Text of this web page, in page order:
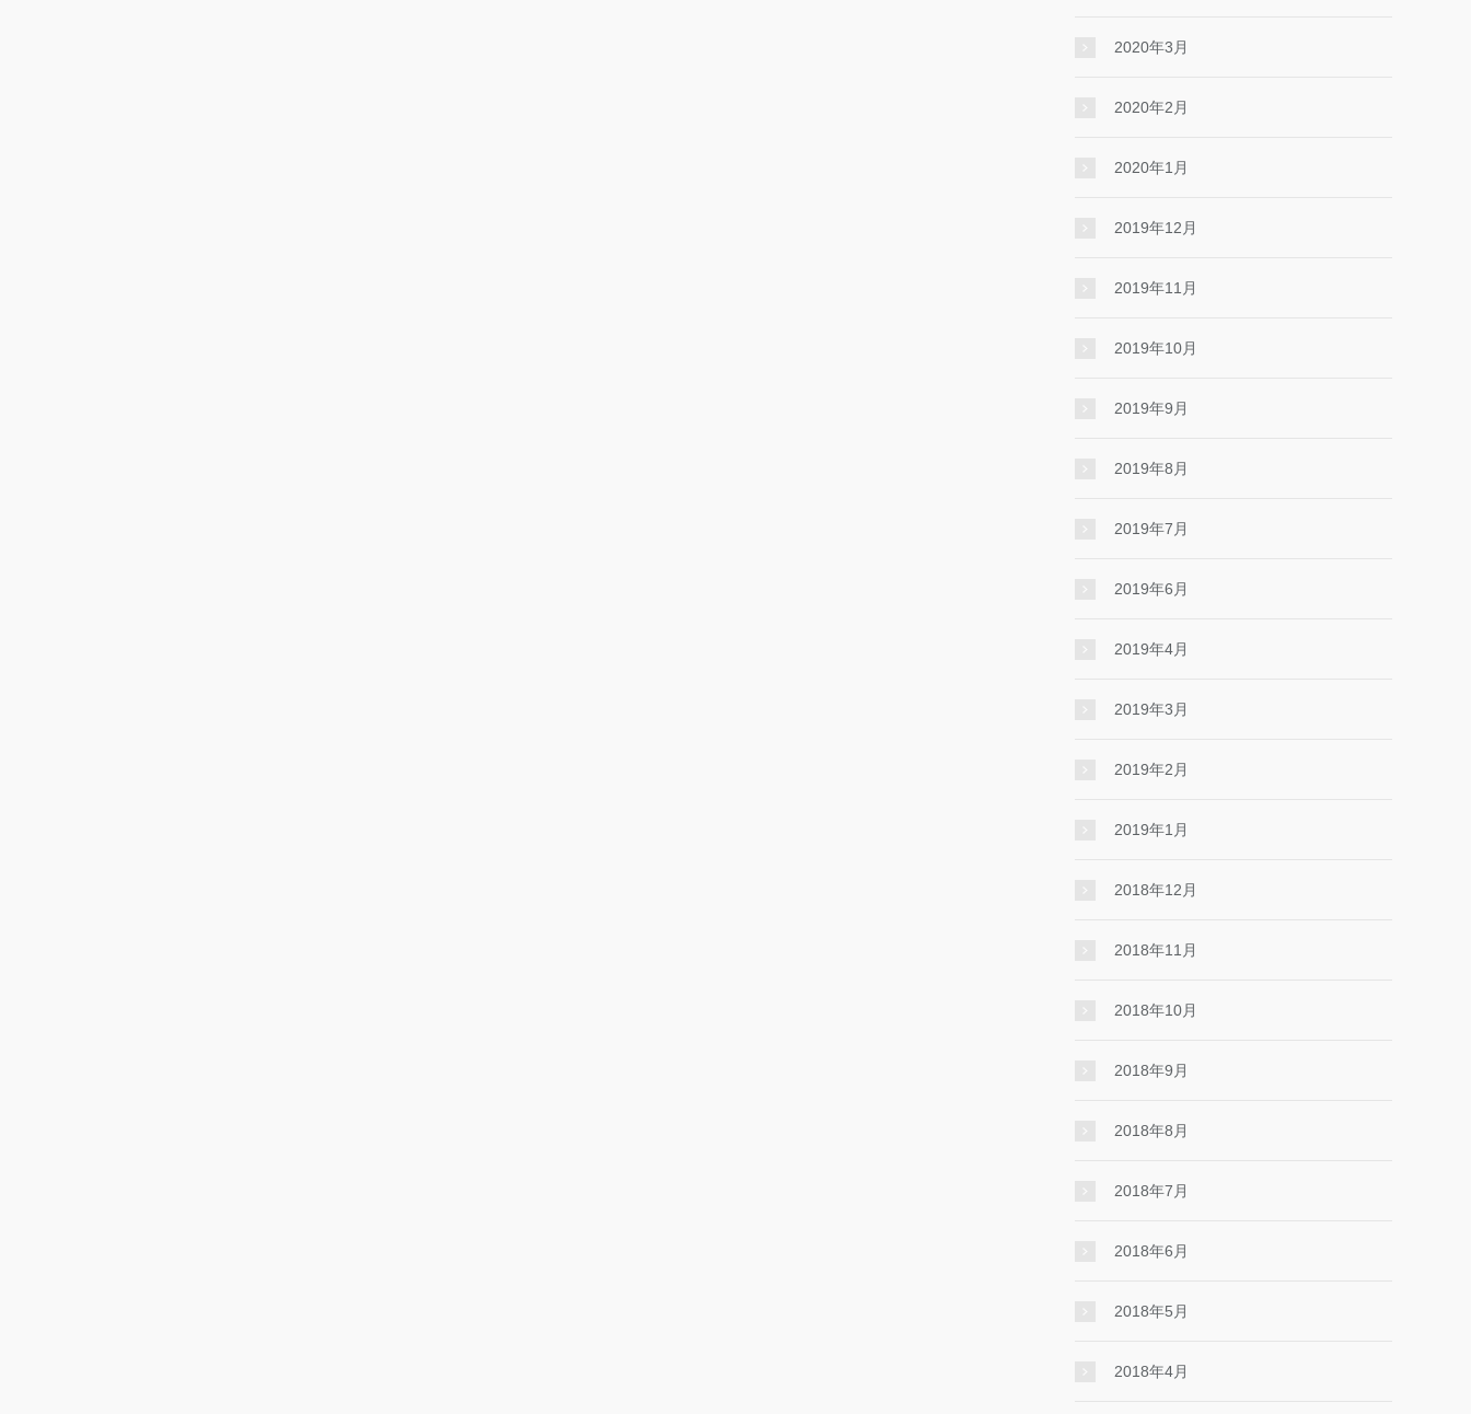
2020年3月
2020年2月
2020年1月
2019年12月
2019年11月
2019年10月
2019年9月
2019年8月
2019年7月
2019年6月
2019年4月
2019年3月
2019年2月
2019年1月
2018年12月
2018年11月
2018年10月
2018年9月
2018年8月
2018年7月
2018年6月
2018年5月
2018年4月